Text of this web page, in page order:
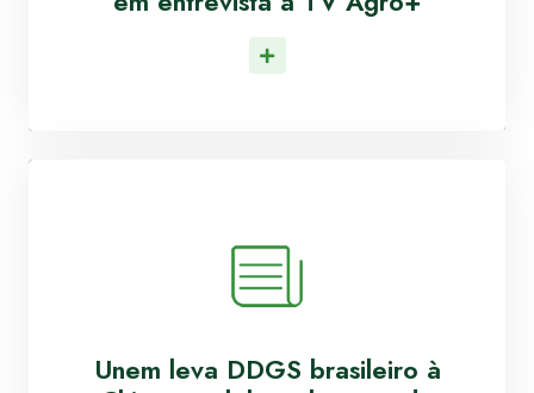
Unem leva DDGS brasileiro à